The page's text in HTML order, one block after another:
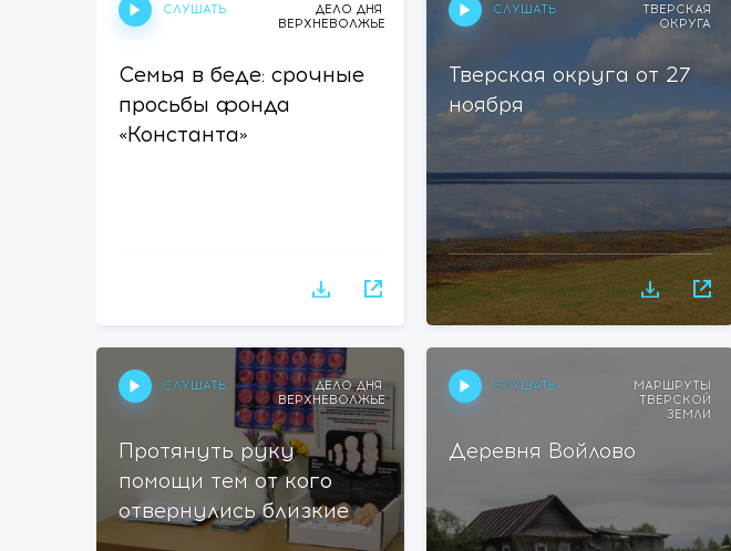
СЛУШАТЬ
ДЕЛО ДНЯ
ВЕРХНЕВОЛЖЬЕ
Семья в беде: срочные
просьбы фонда
«Константа»
СЛУШАТЬ
ДЕЛО ДНЯ
ВЕРХНЕВОЛЖЬЕ
Протянуть руку
помощи тем от кого
отвернулись близкие
СЛУШАТЬ
ТВЕРСКАЯ
ОКРУГА
Тверская округа от 27
ноября
СЛУШАТЬ
МАРШРУТЫ
ТВЕРСКОЙ
ЗЕМЛИ
Деревня Войлово